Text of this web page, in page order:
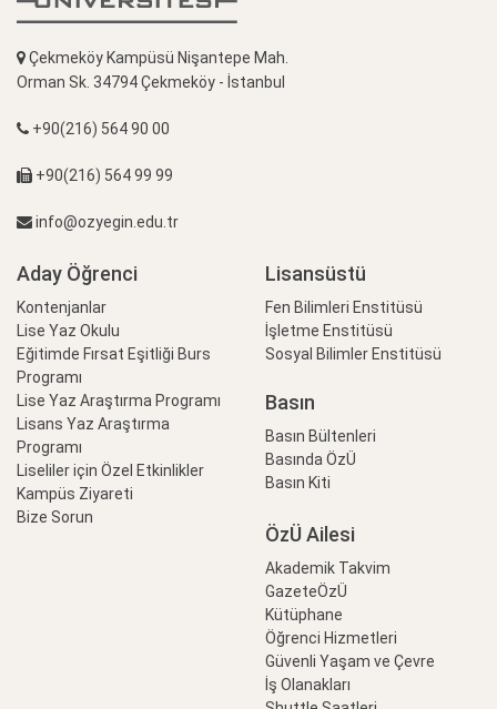
Çekmeköy Kampüsü Nişantepe Mah.
Orman Sk. 34794 Çekmeköy - İstanbul
+90(216) 564 90 00
+90(216) 564 99 99
info@ozyegin.edu.tr
Aday Öğrenci
Kontenjanlar
Lise Yaz Okulu
Eğitimde Fırsat Eşitliği Burs
Programı
Lise Yaz Araştırma Programı
Lisans Yaz Araştırma
Programı
Liseliler için Özel Etkinlikler
Kampüs Ziyareti
Bize Sorun
Lisansüstü
Fen Bilimleri Enstitüsü
İşletme Enstitüsü
Sosyal Bilimler Enstitüsü
Basın
Basın Bültenleri
Basında ÖzÜ
Basın Kiti
ÖzÜ Ailesi
Akademik Takvim
GazeteÖzÜ
Kütüphane
Öğrenci Hizmetleri
Güvenli Yaşam ve Çevre
İş Olanakları